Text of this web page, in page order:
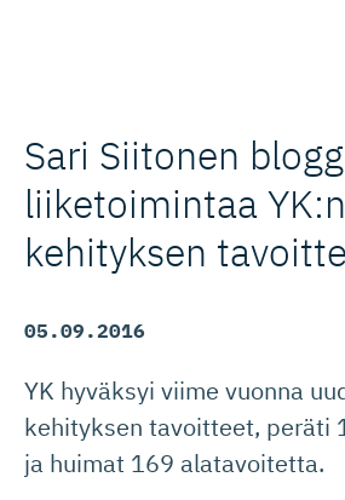
Sari Siitonen
liiketoimintaa
kehityksen
05.09.2016
YK hyväksyi viime vuonna
kehityksen tavoitteet, peräti
ja huimat 169 alatavoitetta.